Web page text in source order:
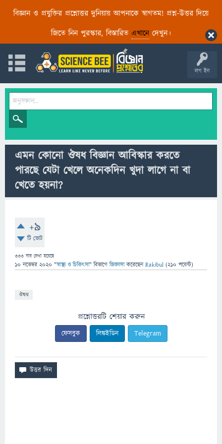
বিজ্ঞান ও প্রযুক্তির প্রশ্নোত্তর দুনিয়ায় আপনাকে স্বাগতম! প্রশ্ন-উত্তর দিয়ে
জিতে নিন পুরস্কার, বিস্তারিত এখানেদেখুন।
লগ ইন
এমন কোনো ঔষধ বিজ্ঞান আবিস্কার করতে
পারছে যেটা খেলে অনেকদিন খুদা লাগে না বা
খেতে হয়না?
+9
টি ভোট
333 বার দেখা হয়েছে
10 নভেম্বর 2020 "স্বাস্থ্য ও চিকিৎসা" বিভাগে জিজ্ঞাসাকরেছেনRakibul (210 পয়েন্ট)
ঔষধ
প্রশ্নোত্তরটি শেয়ার করুন
ফেসবুক লিঙ্কইডিন Telegram